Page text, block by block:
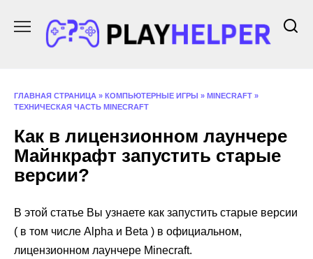
содержанию
ГЛАВНАЯ СТРАНИЦА » КОМПЬЮТЕРНЫЕ ИГРЫ » MINECRAFT »
ТЕХНИЧЕСКАЯ ЧАСТЬ MINECRAFT
Как в лицензионном лаунчере
Майнкрафт запустить старые
версии?
В этой статье Вы узнаете как запустить старые версии
( в том числе Alpha и Beta ) в официальном,
лицензионном лаунчере Minecraft.